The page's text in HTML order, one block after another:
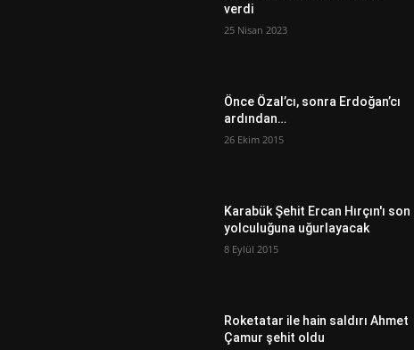
verdi
25 Nisan 2023
Önce Özal’cı, sonra Erdoğan’cı
ardından…
26 Ekim 2015
Karabük Şehit Ercan Hırçın'ı son
yolculuğuna uğurlayacak
8 Eylül 2015
Roketatar ile hain saldırı Ahmet
Çamur şehit oldu